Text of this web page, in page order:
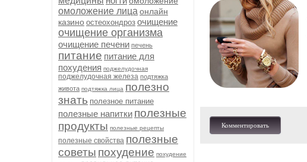
омоложение лица онлайн
казино остеохондроз очищение
очищение организма
очищение печени печень
питание питание для
похудения поджелудочная
поджелудочная железа подтяжка
живота подтяжка лица полезно
знать полезное питание
полезные напитки полезные
продукты полезные рецепты
полезные свойства полезные
советы похудение похудение
Комментировать